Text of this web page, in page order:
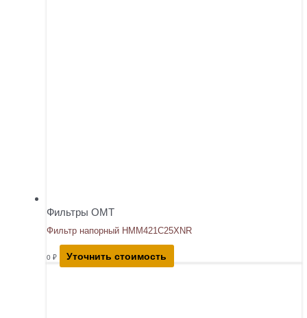
Фильтры OMT
Фильтр напорный HMM421C25XNR
0 ₽ Уточнить стоимость